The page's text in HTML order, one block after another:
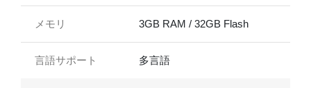
メモリ 3GB RAM / 32GB Flash
言語サポート 多言語